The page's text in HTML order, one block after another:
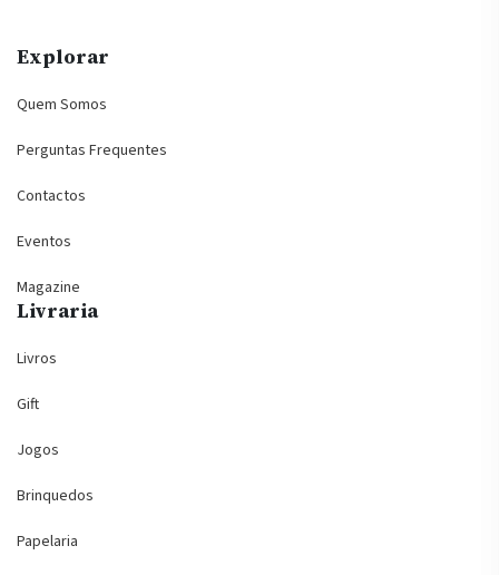
Explorar
Quem Somos
Perguntas Frequentes
Contactos
Eventos
Magazine
Livraria
Livros
Gift
Jogos
Brinquedos
Papelaria